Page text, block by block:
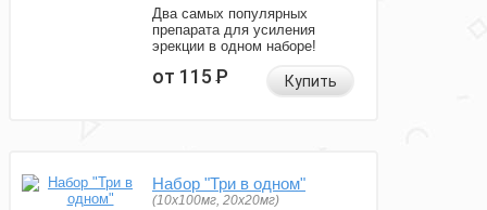
Два самых популярных
препарата для усиления
эрекции в одном наборе!
от 115Р Купить
Набор "Три в одном"
(10x100мг, 20x20мг)